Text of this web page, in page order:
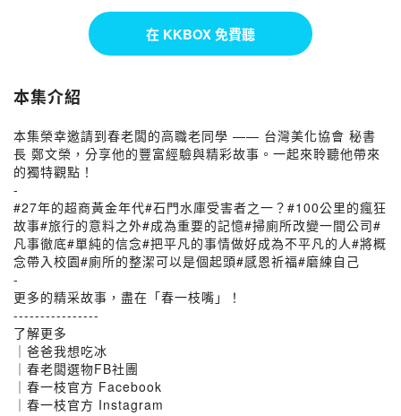
在 KKBOX 免費聽
本集介紹
本集榮幸邀請到春老闆的高職老同學 —— 台灣美化協會 秘書
長 鄭文榮，分享他的豐富經驗與精彩故事。一起來聆聽他帶來
的獨特觀點！
-
#27年的超商黃金年代#石門水庫受害者之一？#100公里的瘋狂
故事#旅行的意料之外#成為重要的記憶#掃廁所改變一間公司#
凡事徹底#單純的信念#把平凡的事情做好成為不平凡的人#將概
念帶入校園#廁所的整潔可以是個起頭#感恩祈福#磨練自己
-
更多的精采故事，盡在「春一枝嘴」！
----------------
了解更多
｜爸爸我想吃冰
｜春老闆選物FB社團
｜春一枝官方 Facebook
｜春一枝官方 Instagram